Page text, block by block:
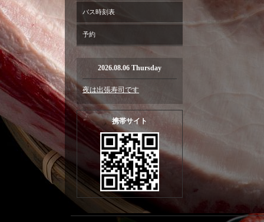
バス時刻表
予約
2026.08.06 Thursday
夜は出張寿司です
携帯サイト